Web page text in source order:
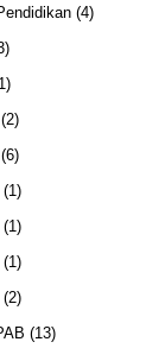
(4)
(2)
(6)
(1)
(1)
(1)
(2)
(13)